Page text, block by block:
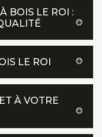
BOIS LE ROI :
LE ROI
À VOTRE